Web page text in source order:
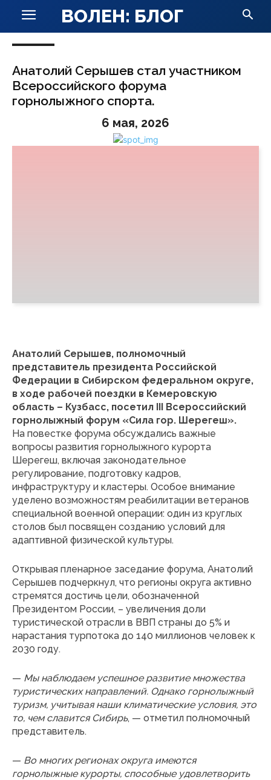
ВОЛЕН: БЛОГ
Анатолий Серышев стал участником
Всероссийского форума
горнолыжного спорта.
6 мая, 2026
Анатолий Серышев, полномочный
представитель президента Российской
Федерации в Сибирском федеральном округе,
в ходе рабочей поездки в Кемеровскую
область – Кузбасс, посетил III Всероссийский
горнолыжный форум «Сила гор. Шерегеш».
На повестке форума обсуждались важные
вопросы развития горнолыжного курорта
Шерегеш, включая законодательное
регулирование, подготовку кадров,
инфраструктуру и кластеры. Особое внимание
уделено возможностям реабилитации ветеранов
специальной военной операции: один из круглых
столов был посвящен созданию условий для
адаптивной физической культуры.
Открывая пленарное заседание форума, Анатолий
Серышев подчеркнул, что регионы округа активно
стремятся достичь цели, обозначенной
Президентом России, – увеличения доли
туристической отрасли в ВВП страны до 5% и
нарастания турпотока до 140 миллионов человек к
2030 году.
— Мы наблюдаем успешное развитие множества
туристических направлений. Однако горнолыжный
туризм, учитывая наши климатические условия, это
то, чем славится Сибирь, — отметил полномочный
представитель.
— Во многих регионах округа имеются
горнолыжные курорты, способные удовлетворить